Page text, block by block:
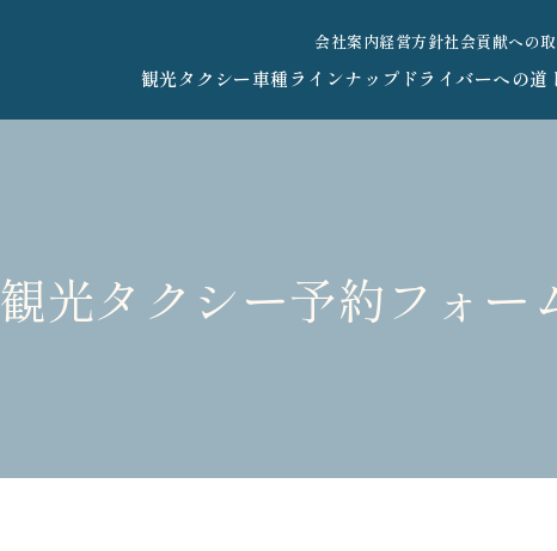
観光タクシー車種ラインナップ ドライバーへの道
会社案内経営方針社会貢献への
観光タクシー予約フォー